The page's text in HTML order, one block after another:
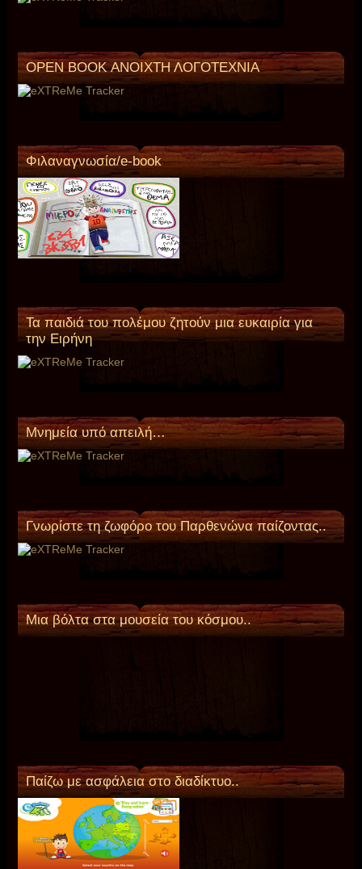
OPEN BOOK ΑΝΟΙΧΤΗ ΛΟΓΟΤΕΧΝΙΑ
Φιλαναγνωσία/e-book
Τα παιδιά του πολέμου ζητούν μια ευκαιρία για
την Ειρήνη
Mνημεία υπό απειλή…
Γνωρίστε τη ζωφόρο του Παρθενώνα παίζοντας..
Μια βόλτα στα μουσεία του κόσμου..
Παίζω με ασφάλεια στο διαδίκτυο..